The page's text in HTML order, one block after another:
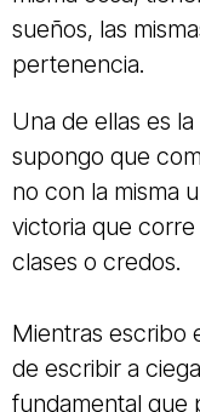
sueños, las
pertenencia.
Una de ellas es
supongo que
no con la misma
victoria que
clases o credos.
Mientras escribo
de escribir a
fundamental que